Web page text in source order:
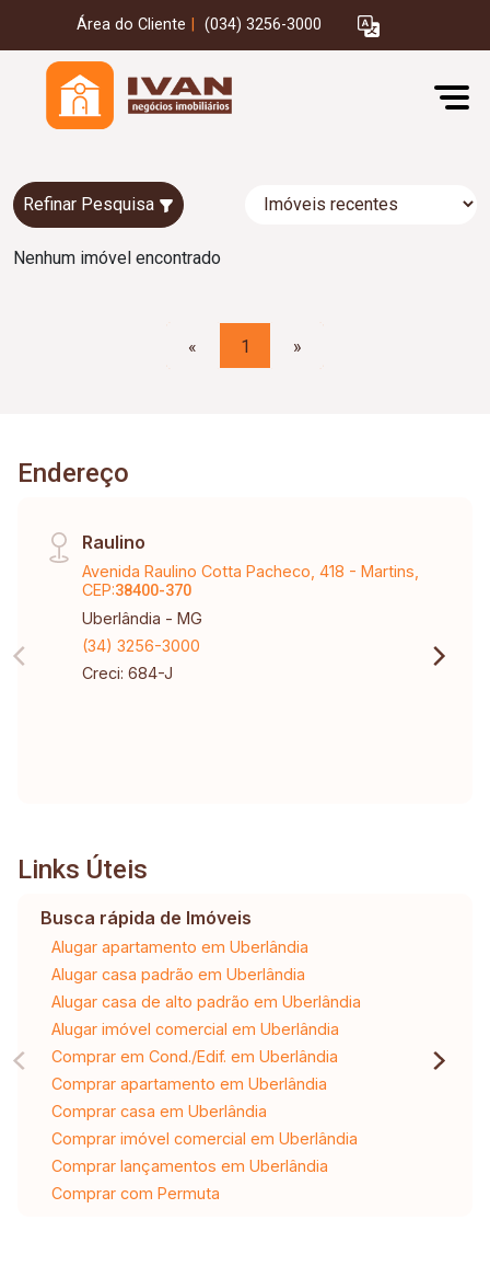
Área do Cliente (034) 3256-3000
Refinar Pesquisa
Nenhum imóvel encontrado
« 1 »
Endereço
Raulino
Avenida Raulino Cotta Pacheco, 418 - Martins,
CEP:38400-370
Uberlândia - MG
(34) 3256-3000
Creci: 684-J
Links Úteis
Busca rápida de Imóveis
Alugar apartamento em Uberlândia
Alugar casa padrão em Uberlândia
Alugar casa de alto padrão em Uberlândia
Alugar imóvel comercial em Uberlândia
Comprar em Cond./Edif. em Uberlândia
Comprar apartamento em Uberlândia
Comprar casa em Uberlândia
Comprar imóvel comercial em Uberlândia
Comprar lançamentos em Uberlândia
Comprar com Permuta